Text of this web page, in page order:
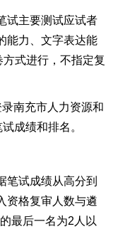
主要测试应试者
能力、文字表达能
式进行，不指定复
南充市人力资源和
成绩和排名。
试成绩从高分到
资格复审人数与遴
最后一名为2人以